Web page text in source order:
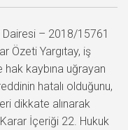
Dairesi – 2018/15761
Özeti Yargıtay, iş
kaybına uğrayan
hatalı olduğunu,
dikkate alınarak
İçeriği 22. Hukuk